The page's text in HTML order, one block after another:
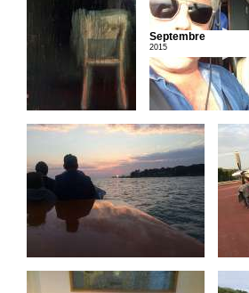
Septembre
2015